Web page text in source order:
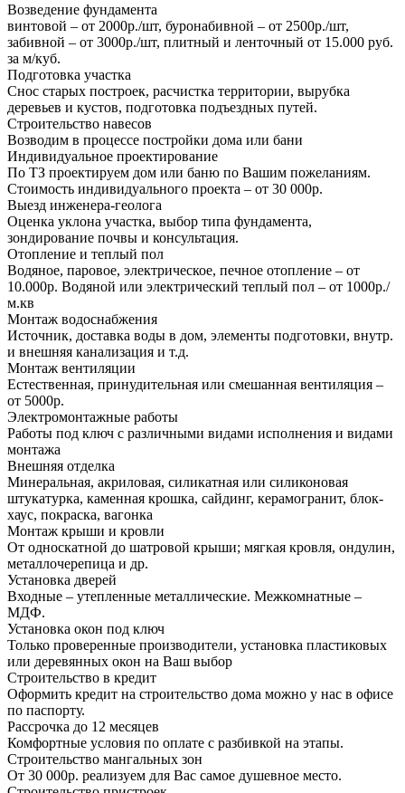
Возведение фундамента
винтовой – от 2000р./шт, буронабивной – от 2500р./шт,
забивной – от 3000р./шт, плитный и ленточный от 15.000 руб.
за м/куб.
Подготовка участка
Снос старых построек, расчистка территории, вырубка
деревьев и кустов, подготовка подъездных путей.
Строительство навесов
Возводим в процессе постройки дома или бани
Индивидуальное проектирование
По ТЗ проектируем дом или баню по Вашим пожеланиям.
Стоимость индивидуального проекта – от 30 000р.
Выезд инженера-геолога
Оценка уклона участка, выбор типа фундамента,
зондирование почвы и консультация.
Отопление и теплый пол
Водяное, паровое, электрическое, печное отопление – от
10.000р. Водяной или электрический теплый пол – от 1000р./
м.кв
Монтаж водоснабжения
Источник, доставка воды в дом, элементы подготовки, внутр.
и внешняя канализация и т.д.
Монтаж вентиляции
Естественная, принудительная или смешанная вентиляция –
от 5000р.
Электромонтажные работы
Работы под ключ с различными видами исполнения и видами
монтажа
Внешняя отделка
Минеральная, акриловая, силикатная или силиконовая
штукатурка, каменная крошка, сайдинг, керамогранит, блок-
хаус, покраска, вагонка
Монтаж крыши и кровли
От односкатной до шатровой крыши; мягкая кровля, ондулин,
металлочерепица и др.
Установка дверей
Входные – утепленные металлические. Межкомнатные –
МДФ.
Установка окон под ключ
Только проверенные производители, установка пластиковых
или деревянных окон на Ваш выбор
Строительство в кредит
Оформить кредит на строительство дома можно у нас в офисе
по паспорту.
Рассрочка до 12 месяцев
Комфортные условия по оплате с разбивкой на этапы.
Строительство мангальных зон
От 30 000р. реализуем для Вас самое душевное место.